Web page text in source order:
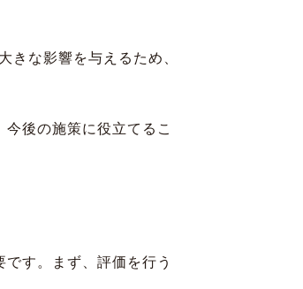
きな影響を与えるため、
後の施策に役立てるこ
す。まず、評価を行う